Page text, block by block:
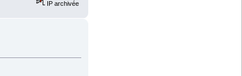
IP archivée